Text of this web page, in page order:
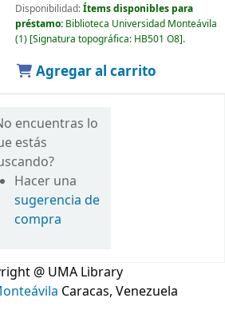
Disponibilidad:Ítems disponibles para
préstamo: Biblioteca Universidad Monteávila
(1) Signatura topográfica: HB501 O8 .
Agregar al carrito
encuentras lo
estás
Hacer una
sugerencia de
compra
@ UMA Library
Caracas, Venezuela